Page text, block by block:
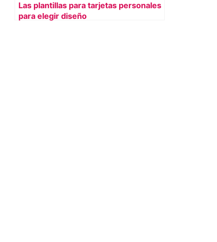
Las plantillas para tarjetas personales
para elegir diseño